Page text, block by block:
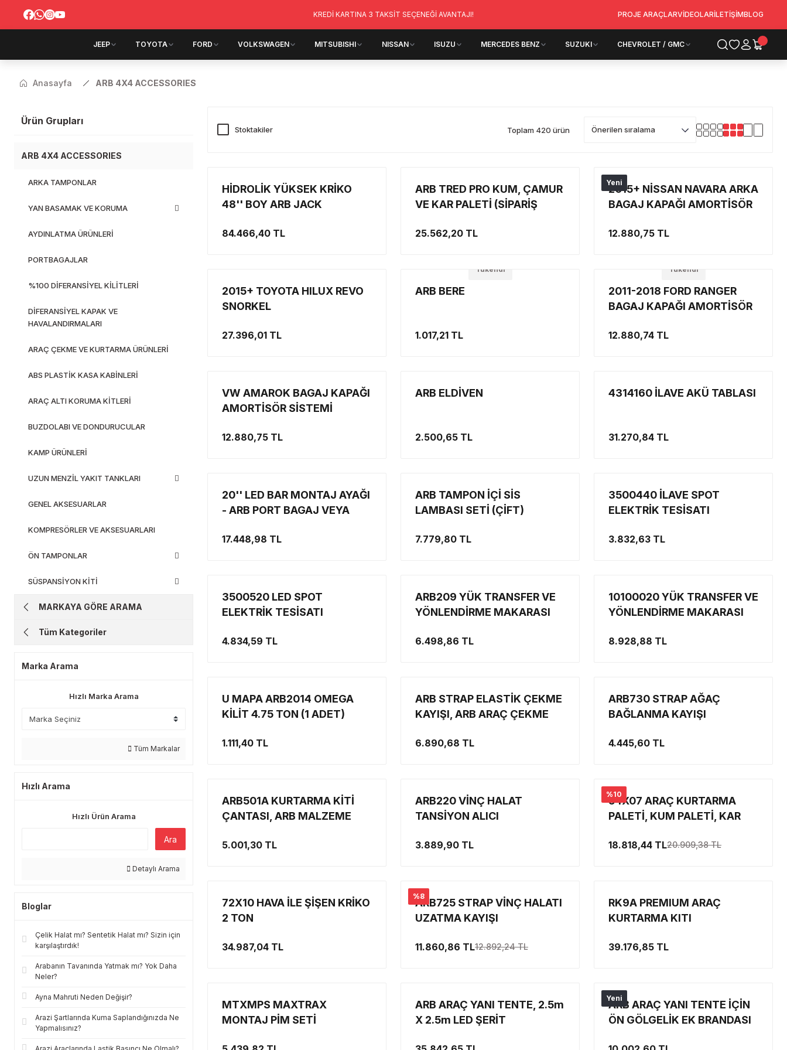
KREDİ KARTINA 3 TAKSİT SEÇENEĞİ AVANTAJI! PROJE ARAÇLARVİDEOLARİLETİŞİMBLOG
JEEP TOYOTA FORD VOLKSWAGEN MITSUBISHI NISSAN ISUZU MERCEDES BENZ SUZUKI CHEVROLET / GMC
Anasayfa ARB 4X4 ACCESSORIES
Ürün Grupları
ARB 4X4 ACCESSORIES
ARKA TAMPONLAR
YAN BASAMAK VE KORUMA
AYDINLATMA ÜRÜNLERİ
PORTBAGAJLAR
%100 DİFERANSİYEL KİLİTLERİ
DİFERANSİYEL KAPAK VE
HAVALANDIRMALARI
ARAÇ ÇEKME VE KURTARMA ÜRÜNLERİ
ABS PLASTİK KASA KABİNLERİ
ARAÇ ALTI KORUMA KİTLERİ
BUZDOLABI VE DONDURUCULAR
KAMP ÜRÜNLERİ
UZUN MENZİL YAKIT TANKLARI
GENEL AKSESUARLAR
KOMPRESÖRLER VE AKSESUARLARI
ÖN TAMPONLAR
SÜSPANSİYON KİTİ
MARKAYA GÖRE ARAMA
Tüm Kategoriler
Marka Arama
Hızlı Marka Arama
Tüm Markalar
Hızlı Arama
Hızlı Ürün Arama
Ara
Detaylı Arama
Bloglar
Çelik Halat mı? Sentetik Halat mı? Sizin için
karşılaştırdık!
Arabanın Tavanında Yatmak mı? Yok Daha
Neler?
Ayna Mahruti Neden Değişir?
Arazi Şartlarında Kuma Saplandığınızda Ne
Yapmalısınız?
Stoktakiler Toplam 420 ürün
HİDROLİK YÜKSEK KRİKO
48'' BOY ARB JACK
84.466,40 TL
ARB TRED PRO KUM, ÇAMUR
VE KAR PALETİ (SİPARİŞ
BELİRTİNİZ)
25.562,20 TL
Yeni
2015+ NİSSAN NAVARA ARKA
BAGAJ KAPAĞI AMORTİSÖR
12.880,75 TL
2015+ TOYOTA HILUX REVO
SNORKEL
27.396,01 TL
Tükendi
ARB BERE
1.017,21 TL
Tükendi
2011-2018 FORD RANGER
BAGAJ KAPAĞI AMORTİSÖR
12.880,74 TL
VW AMAROK BAGAJ KAPAĞI
AMORTİSÖR SİSTEMİ
12.880,75 TL
ARB ELDİVEN
2.500,65 TL
4314160 İLAVE AKÜ TABLASI
31.270,84 TL
20'' LED BAR MONTAJ AYAĞI
- ARB PORT BAGAJ VEYA
(AR40 LED BAR UYUMLU)
17.448,98 TL
ARB TAMPON İÇİ SİS
LAMBASI SETİ (ÇİFT)
7.779,80 TL
3500440 İLAVE SPOT
ELEKTRİK TESİSATI
3.832,63 TL
3500520 LED SPOT
ELEKTRİK TESİSATI
4.834,59 TL
ARB209 YÜK TRANSFER VE
YÖNLENDİRME MAKARASI
6.498,86 TL
10100020 YÜK TRANSFER VE
YÖNLENDİRME MAKARASI
8.928,88 TL
U MAPA ARB2014 OMEGA
KİLİT 4.75 TON (1 ADET)
1.111,40 TL
ARB STRAP ELASTİK ÇEKME
KAYIŞI, ARB ARAÇ ÇEKME
6.890,68 TL
ARB730 STRAP AĞAÇ
BAĞLANMA KAYIŞI
4.445,60 TL
ARB501A KURTARMA KİTİ
ÇANTASI, ARB MALZEME
5.001,30 TL
ARB220 VİNÇ HALAT
TANSİYON ALICI
3.889,90 TL
%10
54X07 ARAÇ KURTARMA
PALETİ, KUM PALETİ, KAR
18.818,44 TL20.909,38 TL
72X10 HAVA İLE ŞİŞEN KRİKO
2 TON
34.987,04 TL
%8
ARB725 STRAP VİNÇ HALATI
UZATMA KAYIŞI
11.860,86 TL12.892,24 TL
RK9A PREMIUM ARAÇ
KURTARMA KITI
39.176,85 TL
MTXMPS MAXTRAX
MONTAJ PİM SETİ
ARB ARAÇ YANI TENTE, 2.5m
X 2.5m LED ŞERİT
Yeni
ARB ARAÇ YANI TENTE İÇİN
ÖN GÖLGELİK EK BRANDASI